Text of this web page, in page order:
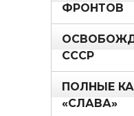
ФРОНТОВ
СССР
ПОЛНЫЕ
«СЛАВА»